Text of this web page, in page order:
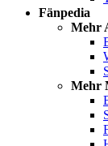
Fänpedia
Mehr
Mehr